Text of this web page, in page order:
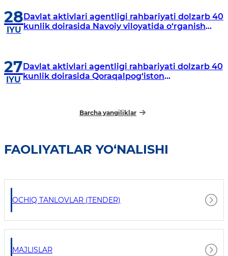
28
IYU
Davlat aktivlari agentligi rahbariyati dolzarb 40
kunlik doirasida Navoiy viloyatida o‘rganish
27
IYU
Davlat aktivlari agentligi rahbariyati dolzarb 40
kunlik doirasida Qoraqalpog‘iston
Barcha yangiliklar
FAOLIYATLAR YO‘NALISHI
OCHIQ TANLOVLAR (TENDER)
MAJLISLAR